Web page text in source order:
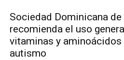
Sociedad Dominicana
recomienda el uso
vitaminas y aminoácidos
autismo